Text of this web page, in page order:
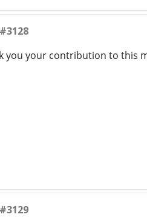
#3128
you your contribution to this
#3129